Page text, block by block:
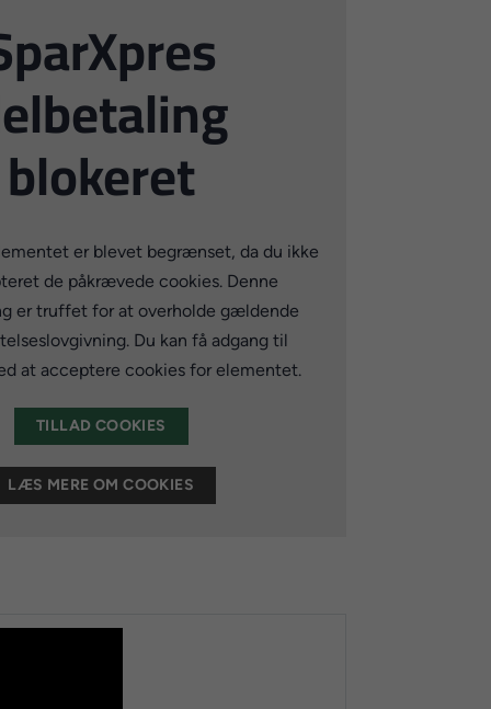
blokeret
er blevet begrænset, da du ikke
de påkrævede cookies. Denne
er truffet for at overholde gældende
Du kan få adgang til
at acceptere cookies for elementet.
TILLAD COOKIES
LÆS MERE OM COOKIES